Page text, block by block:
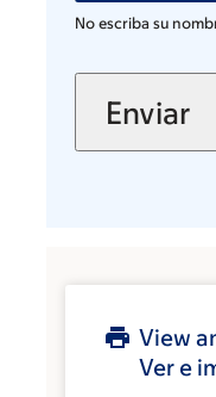
No escriba su
View
Ver e